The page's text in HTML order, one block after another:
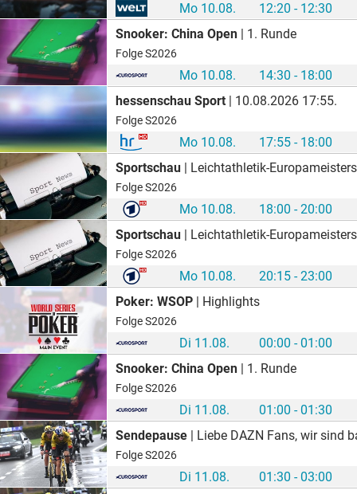
Mo 10.08.
12:20 - 12:30
Snooker: China Open | 1. Runde
Folge S2026
Mo 10.08.
14:30 - 18:00
hessenschau Sport | 10.08.2026 17:55.
Folge S2026
Mo 10.08.
17:55 - 18:00
Sportschau | Leichtathletik-
Folge S2026
Mo 10.08.
18:00 - 20:00
Sportschau | Leichtathletik-
Folge S2026
Mo 10.08.
20:15 - 23:00
Poker: WSOP | Highlights
Folge S2026
Di 11.08.
00:00 - 01:00
Snooker: China Open | 1. Runde
Folge S2026
Di 11.08.
01:00 - 01:30
Sendepause | Liebe DAZN Fans, wir sind bald für
Folge S2026
Di 11.08.
01:30 - 03:00